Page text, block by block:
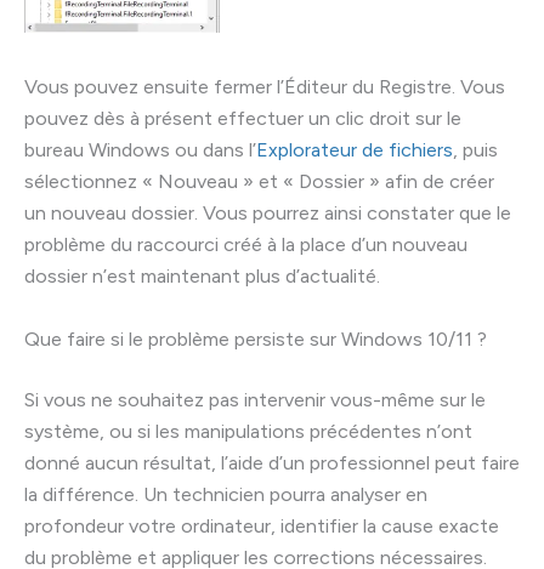
Vous pouvez ensuite fermer l’Éditeur du Registre. Vous
pouvez dès à présent effectuer un clic droit sur le
bureau Windows ou dans l’Explorateur de fichiers, puis
sélectionnez « Nouveau » et « Dossier » afin de créer
un nouveau dossier. Vous pourrez ainsi constater que le
problème du raccourci créé à la place d’un nouveau
dossier n’est maintenant plus d’actualité.
Que faire si le problème persiste sur Windows 10/11 ?
Si vous ne souhaitez pas intervenir vous-même sur le
système, ou si les manipulations précédentes n’ont
donné aucun résultat, l’aide d’un professionnel peut faire
la différence. Un technicien pourra analyser en
profondeur votre ordinateur, identifier la cause exacte
du problème et appliquer les corrections nécessaires.